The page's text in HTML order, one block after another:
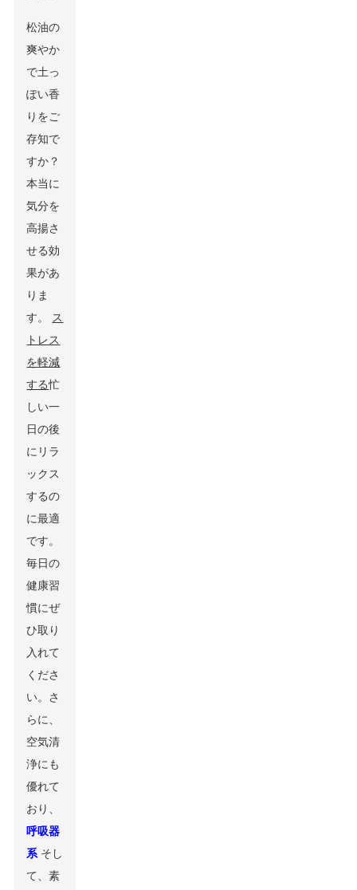
松油の
爽やか
で土っ
ぽい香
りをご
存知で
すか？
本当に
気分を
高揚さ
せる効
果があ
りま
す。 ス
トレス
を軽減
する忙
しい一
日の後
にリラ
ックス
するの
に最適
です。
毎日の
健康習
慣にぜ
ひ取り
入れて
くださ
い。さ
らに、
空気清
浄にも
優れて
おり、
呼吸器
系そし
て、素